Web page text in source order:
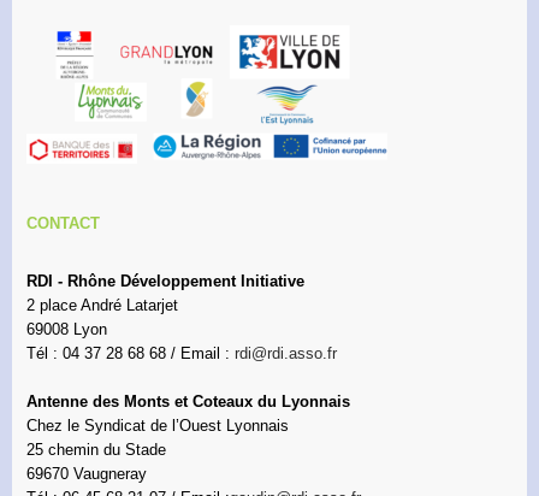
CONTACT
RDI - Rhône Développement Initiative
2 place André Latarjet
69008 Lyon
Tél : 04 37 28 68 68 / Email : rdi@rdi.asso.fr
Antenne des Monts et Coteaux du Lyonnais
Chez le Syndicat de l’Ouest Lyonnais
25 chemin du Stade
69670 Vaugneray